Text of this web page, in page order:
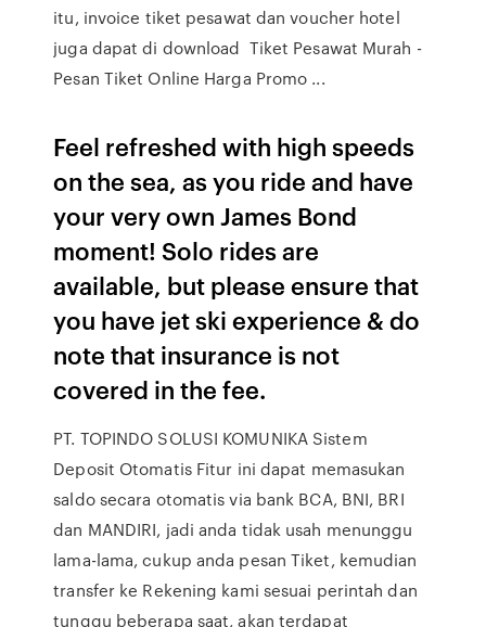
itu, invoice tiket pesawat dan voucher hotel
juga dapat di download Tiket Pesawat Murah -
Pesan Tiket Online Harga Promo ...
Feel refreshed with high speeds
on the sea, as you ride and have
your very own James Bond
moment! Solo rides are
available, but please ensure that
you have jet ski experience & do
note that insurance is not
covered in the fee.
PT. TOPINDO SOLUSI KOMUNIKA Sistem
Deposit Otomatis Fitur ini dapat memasukan
saldo secara otomatis via bank BCA, BNI, BRI
dan MANDIRI, jadi anda tidak usah menunggu
lama-lama, cukup anda pesan Tiket, kemudian
transfer ke Rekening kami sesuai perintah dan
tunggu beberapa saat, akan terdapat